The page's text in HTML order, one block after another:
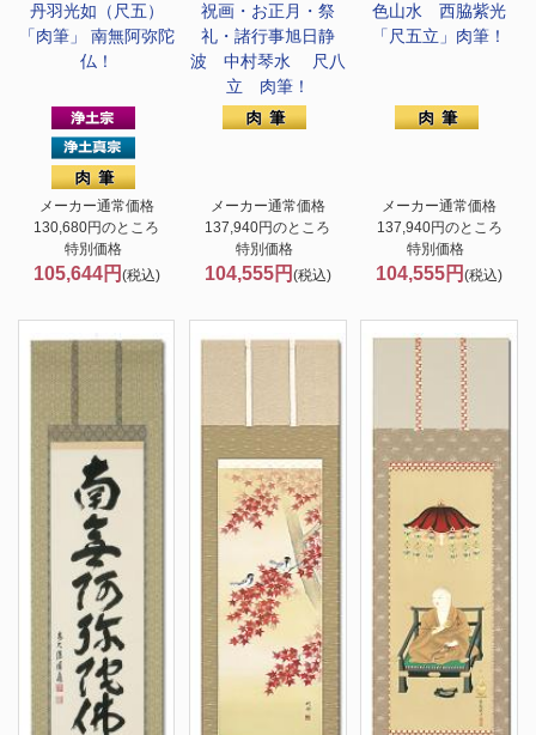
丹羽光如（尺五）
「肉筆」 南無阿弥陀
仏！
メーカー通常価格
130,680円のところ
特別価格
105,644円 (税込)
祝画・お正月・祭
礼・諸行事旭日静
波 中村琴水 尺八
立 肉筆！
メーカー通常価格
137,940円のところ
特別価格
104,555円 (税込)
色山水 西脇紫光
「尺五立」肉筆！
メーカー通常価格
137,940円のところ
特別価格
104,555円(税込)